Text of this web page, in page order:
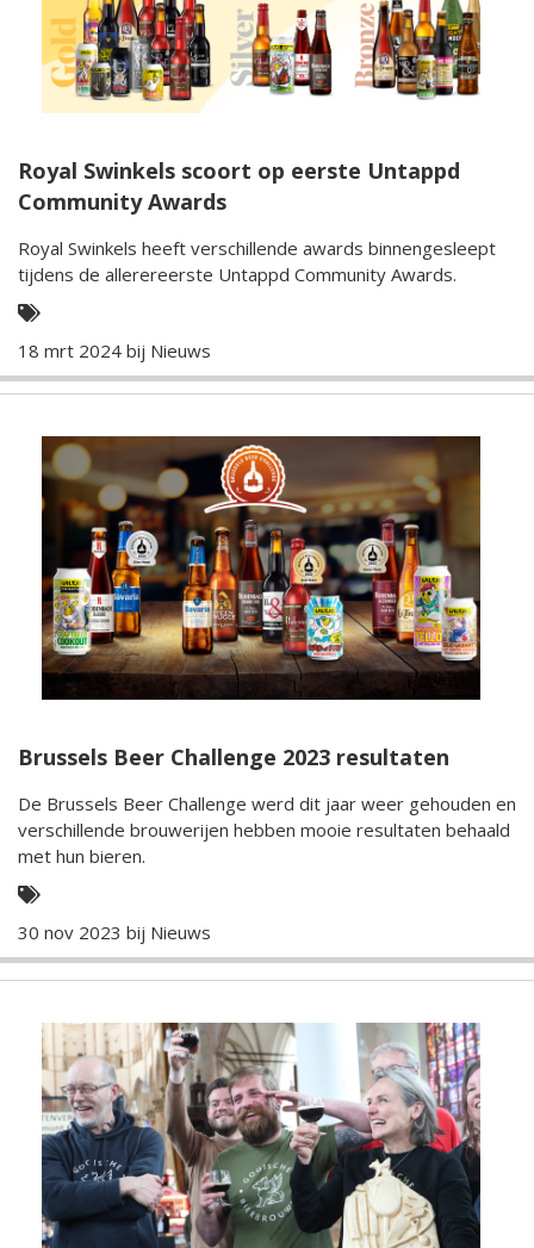
Royal Swinkels scoort op eerste Untappd
Community Awards
Royal Swinkels heeft verschillende awards binnengesleept
tijdens de allerereerste Untappd Community Awards.
18 mrt 2024 bij Nieuws
Brussels Beer Challenge 2023 resultaten
De Brussels Beer Challenge werd dit jaar weer gehouden en
verschillende brouwerijen hebben mooie resultaten behaald
met hun bieren.
30 nov 2023 bij Nieuws